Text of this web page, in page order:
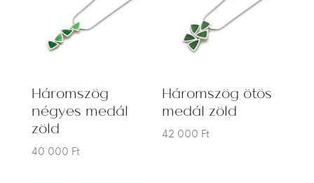
Háromszög
négyes medál
zöld
40 000 Ft
Háromszög ötös
medál zöld
42 000 Ft